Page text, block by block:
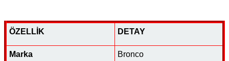
ÖZELLİK DETAY
Marka Bronco